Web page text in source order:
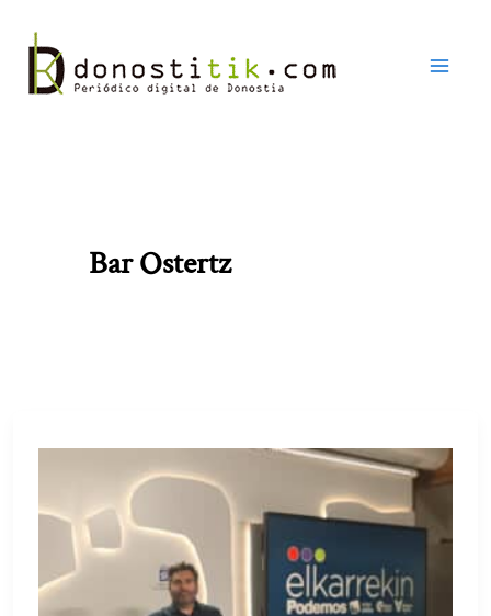
contenido
Bar Ostertz